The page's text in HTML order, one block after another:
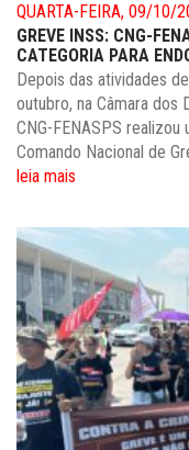
QUARTA-FEIRA, 09/10/
GREVE INSS: CNG-
CATEGORIA PARA
Depois das atividades
outubro, na Câmara dos
CNG-FENASPS
Comando Nacional de
leia mais